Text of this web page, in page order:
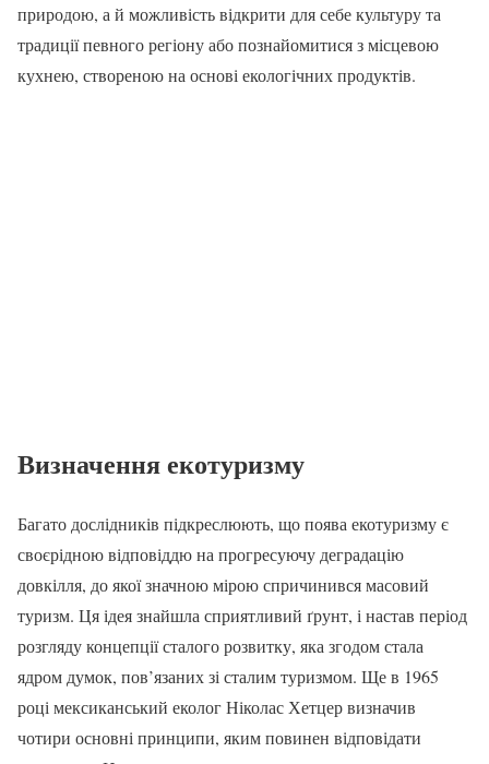
природою, а й можливість відкрити для себе культуру та
традиції певного регіону або познайомитися з місцевою
кухнею, створеною на основі екологічних продуктів.
Визначення екотуризму
Багато дослідників підкреслюють, що поява екотуризму є
своєрідною відповіддю на прогресуючу деградацію
довкілля, до якої значною мірою спричинився масовий
туризм. Ця ідея знайшла сприятливий ґрунт, і настав період
розгляду концепції сталого розвитку, яка згодом стала
ядром думок, пов’язаних зі сталим туризмом. Ще в 1965
році мексиканський еколог Ніколас Хетцер визначив
чотири основні принципи, яким повинен відповідати